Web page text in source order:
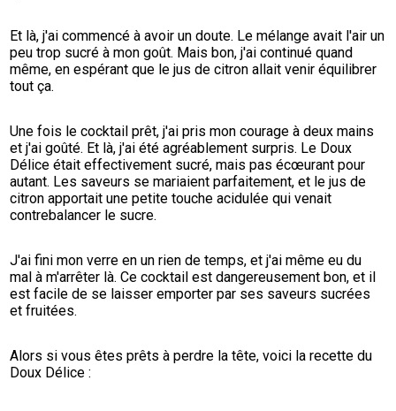
Et là, j'ai commencé à avoir un doute. Le mélange avait l'air un
peu trop sucré à mon goût. Mais bon, j'ai continué quand
même, en espérant que le jus de citron allait venir équilibrer
tout ça.
Une fois le cocktail prêt, j'ai pris mon courage à deux mains
et j'ai goûté. Et là, j'ai été agréablement surpris. Le Doux
Délice était effectivement sucré, mais pas écœurant pour
autant. Les saveurs se mariaient parfaitement, et le jus de
citron apportait une petite touche acidulée qui venait
contrebalancer le sucre.
J'ai fini mon verre en un rien de temps, et j'ai même eu du
mal à m'arrêter là. Ce cocktail est dangereusement bon, et il
est facile de se laisser emporter par ses saveurs sucrées
et fruitées.
Alors si vous êtes prêts à perdre la tête, voici la recette du
Doux Délice :